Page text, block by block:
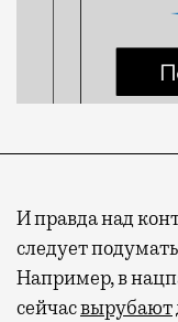
И правда над
следует
Например, в
сейчасвырубают